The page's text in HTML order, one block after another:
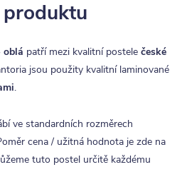
oblá patří mezi kvalitní postele české
jsou použity kvalitní laminované
.
ve standardních rozměrech
cena / užitná hodnota je zde na
tuto postel určitě každému